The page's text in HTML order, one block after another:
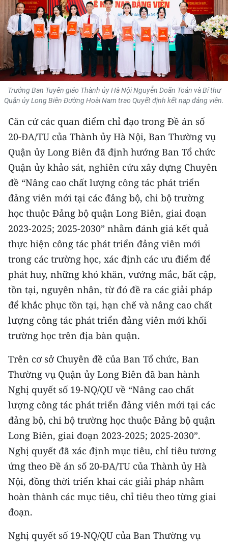
Y TẾ
KHOA HỌC - CÔNG NGHỆ
MÔI TRƯỜNG
BẠN ĐỌC
KIỂM CHỨNG THÔNG TIN
TRI THỨC CHUYÊN SÂU
54 DÂN TỘC VIỆT NAM
CHƯƠNG TRÌNH OCOP - MỖI XÃ
MỘT SẢN PHẨM
RADIO
MEDIA CENTER
E-Magazine
Video
Media Chính trị
Media Văn hóa
Media Xã hội
Media Pháp luật
Media Du lịch
Media Thế giới
Media Thể thao
Media Y tế
Trưởng Ban Tuyên giáo Thành ủy Hà Nội Nguyễn Doãn Toản và Bí thư
Quận ủy Long Biên Đường Hoài Nam trao Quyết định kết nạp đảng viên.
Căn cứ các quan điểm chỉ đạo trong Đề án số
20-ĐA/TU của Thành ủy Hà Nội, Ban Thường vụ
Quận ủy Long Biên đã định hướng Ban Tổ chức
Quận ủy khảo sát, nghiên cứu xây dựng Chuyên
đề “Nâng cao chất lượng công tác phát triển
đảng viên mới tại các đảng bộ, chi bộ trường
học thuộc Đảng bộ quận Long Biên, giai đoạn
2023-2025; 2025-2030” nhằm đánh giá kết quả
thực hiện công tác phát triển đảng viên mới
trong các trường học, xác định các ưu điểm để
phát huy, những khó khăn, vướng mắc, bất cập,
tồn tại, nguyên nhân, từ đó đề ra các giải pháp
để khắc phục tồn tại, hạn chế và nâng cao chất
lượng công tác phát triển đảng viên mới khối
trường học trên địa bàn quận.
Trên cơ sở Chuyên đề của Ban Tổ chức, Ban
Thường vụ Quận ủy Long Biên đã ban hành
Nghị quyết số 19-NQ/QU về “Nâng cao chất
lượng công tác phát triển đảng viên mới tại các
đảng bộ, chi bộ trường học thuộc Đảng bộ quận
Long Biên, giai đoạn 2023-2025; 2025-2030”.
Nghị quyết đã xác định mục tiêu, chỉ tiêu tương
ứng theo Đề án số 20-ĐA/TU của Thành ủy Hà
Nội, đồng thời triển khai các giải pháp nhằm
hoàn thành các mục tiêu, chỉ tiêu theo từng giai
đoạn.
Nghị quyết số 19-NQ/QU của Ban Thường vụ